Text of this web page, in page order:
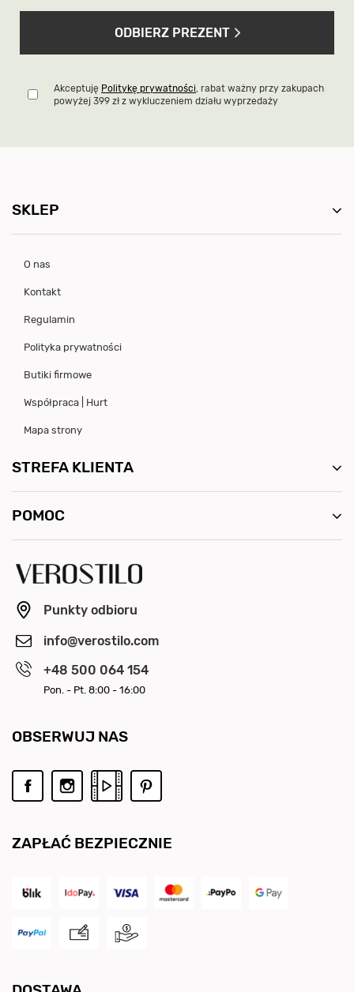
ODBIERZ PREZENT
Akceptuję Politykę prywatności, rabat ważny przy zakupach
powyżej 399 zł z wykluczeniem działu wyprzedaży
SKLEP
O nas
Kontakt
Regulamin
Polityka prywatności
Butiki firmowe
Współpraca | Hurt
Mapa strony
STREFA KLIENTA
POMOC
Punkty odbioru
info@verostilo.com
+48 500 064 154
Pon. - Pt. 8:00 - 16:00
ZAPŁAĆ BEZPIECZNIE
OBSERWUJ NAS